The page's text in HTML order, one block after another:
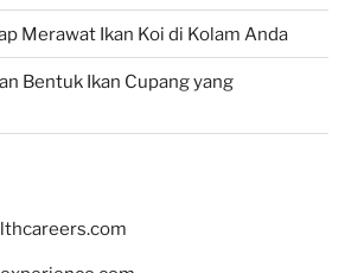
Merawat Ikan Koi di Kolam Anda
Bentuk Ikan Cupang yang